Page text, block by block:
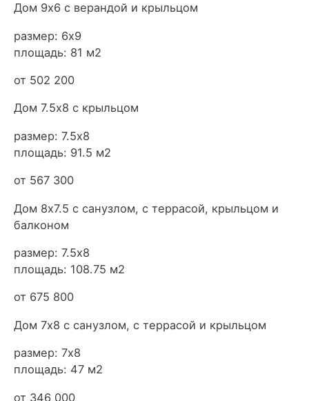
Дом 9х6 с верандой и крыльцом
размер: 6х9
площадь: 81 м2
от 502 200
Дом 7.5х8 с крыльцом
размер: 7.5х8
площадь: 91.5 м2
от 567 300
Дом 8х7.5 с санузлом, с террасой, крыльцом и
балконом
размер: 7.5х8
площадь: 108.75 м2
от 675 800
Дом 7х8 с санузлом, с террасой и крыльцом
размер: 7х8
площадь: 47 м2
от 346 000